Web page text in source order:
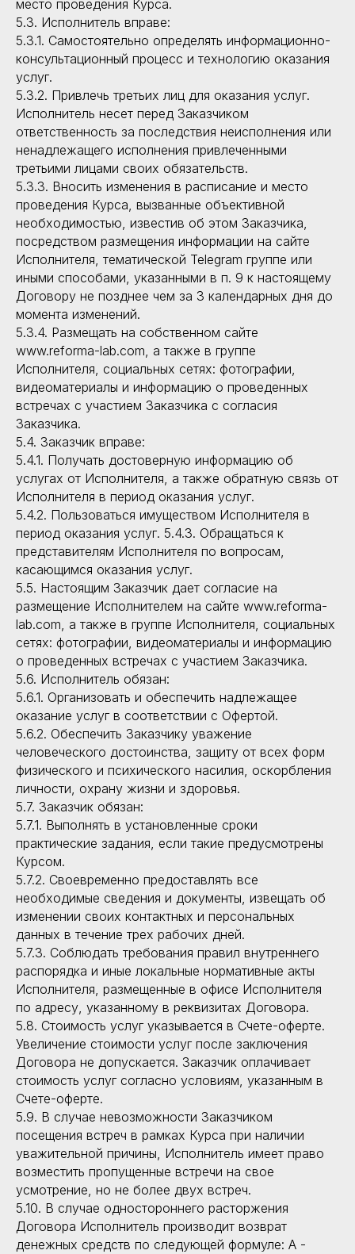
место проведения Курса.
5.3. Исполнитель вправе:
5.3.1. Самостоятельно определять информационно-
консультационный процесс и технологию оказания
услуг.
5.3.2. Привлечь третьих лиц для оказания услуг.
Исполнитель несет перед Заказчиком
ответственность за последствия неисполнения или
ненадлежащего исполнения привлеченными
третьими лицами своих обязательств.
5.3.3. Вносить изменения в расписание и место
проведения Курса, вызванные объективной
необходимостью, известив об этом Заказчика,
посредством размещения информации на сайте
Исполнителя, тематической Telegram группе или
иными способами, указанными в п. 9 к настоящему
Договору не позднее чем за 3 календарных дня до
момента изменений.
5.3.4. Размещать на собственном сайте
www.reforma-lab.com, а также в группе
Исполнителя, социальных сетях: фотографии,
видеоматериалы и информацию о проведенных
встречах с участием Заказчика с согласия
Заказчика.
5.4. Заказчик вправе:
5.4.1. Получать достоверную информацию об
услугах от Исполнителя, а также обратную связь от
Исполнителя в период оказания услуг.
5.4.2. Пользоваться имуществом Исполнителя в
период оказания услуг. 5.4.3. Обращаться к
представителям Исполнителя по вопросам,
касающимся оказания услуг.
5.5. Настоящим Заказчик дает согласие на
размещение Исполнителем на сайте www.reforma-
lab.com, а также в группе Исполнителя, социальных
сетях: фотографии, видеоматериалы и информацию
о проведенных встречах с участием Заказчика.
5.6. Исполнитель обязан:
5.6.1. Организовать и обеспечить надлежащее
оказание услуг в соответствии с Офертой.
5.6.2. Обеспечить Заказчику уважение
человеческого достоинства, защиту от всех форм
физического и психического насилия, оскорбления
личности, охрану жизни и здоровья.
5.7. Заказчик обязан:
5.7.1. Выполнять в установленные сроки
практические задания, если такие предусмотрены
Курсом.
5.7.2. Своевременно предоставлять все
необходимые сведения и документы, извещать об
изменении своих контактных и персональных
данных в течение трех рабочих дней.
5.7.3. Соблюдать требования правил внутреннего
распорядка и иные локальные нормативные акты
Исполнителя, размещенные в офисе Исполнителя
по адресу, указанному в реквизитах Договора.
5.8. Стоимость услуг указывается в Счете-оферте.
Увеличение стоимости услуг после заключения
Договора не допускается. Заказчик оплачивает
стоимость услуг согласно условиям, указанным в
Счете-оферте.
5.9. В случае невозможности Заказчиком
посещения встреч в рамках Курса при наличии
уважительной причины, Исполнитель имеет право
возместить пропущенные встречи на свое
усмотрение, но не более двух встреч.
5.10. В случае одностороннего расторжения
Договора Исполнитель производит возврат
денежных средств по следующей формуле: А -